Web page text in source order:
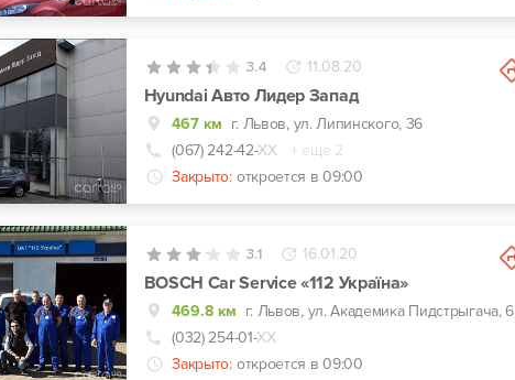
3.4 11.08.20
Hyundai Авто Лидер Запад
467 км г. Львов, ул. Липинского, 36
(067) 242-42-ХХ
+ еще 2
Закрыто: откроется в 09:00
3.1 16.01.20
BOSCH Car Service «112 Україна»
469.8 км г. Львов, ул. Академика Пидстрыгача, 6
(032) 254-01-ХХ
Закрыто: откроется в 09:00